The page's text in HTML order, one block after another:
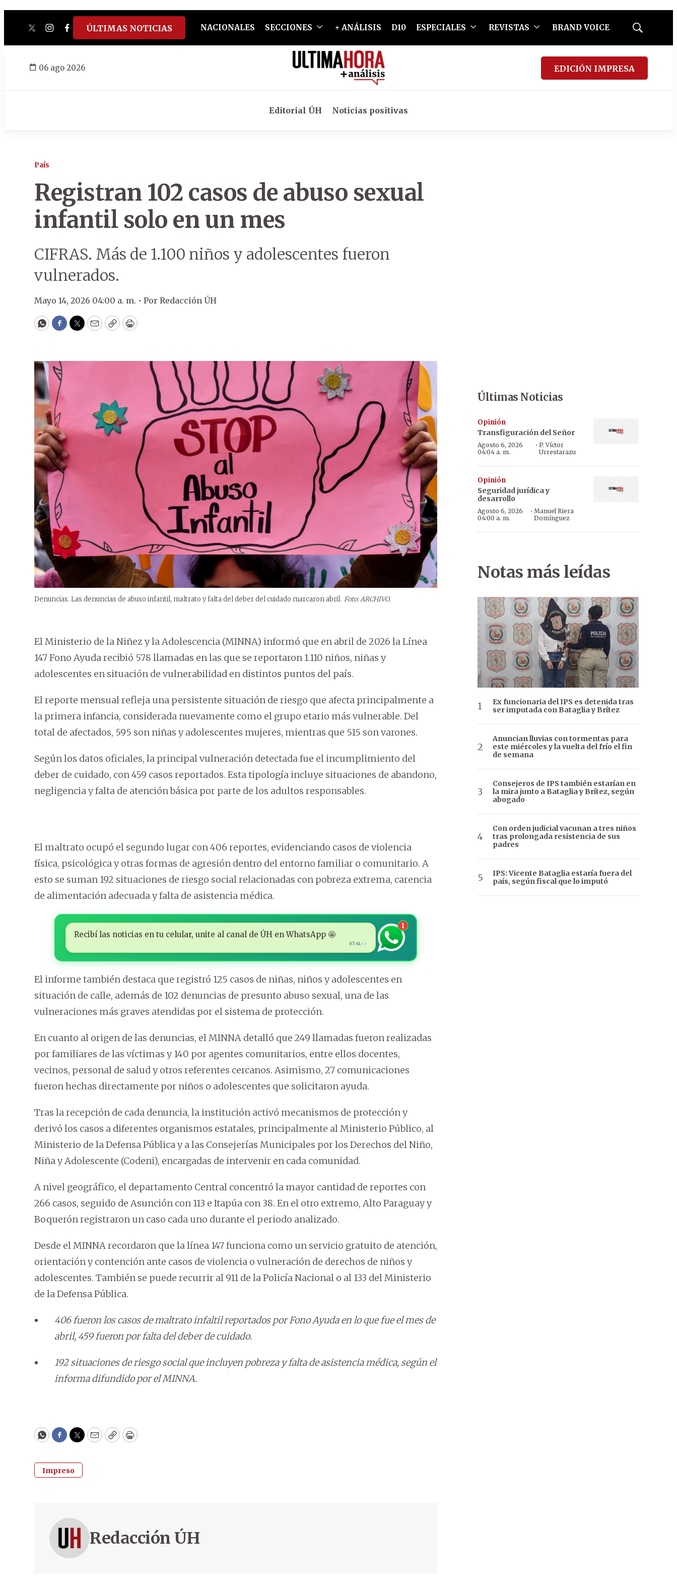
twitterinstagram
facebook
tiktokyoutube
spotify
ÚLTIMAS NOTICIAS NACIONALES SECCIONES + ANÁLISIS D10 ESPECIALES REVISTAS BRAND VOICE
Mostrar
06 ago 2026 EDICIÓN IMPRESA
Editorial ÚH Noticias positivas
País
Registran 102 casos de abuso sexual
infantil solo en un mes
CIFRAS. Más de 1.100 niños y adolescentes fueron
vulnerados.
Mayo 14, 2026 04:00 a. m. • Por Redacción ÚH
WhatsApp
Facebook
Twitter
EmailCopyPrint
Denuncias. Las denuncias de abuso infantil, maltrato y falta del deber del cuidado marcaron abril. Foto: ARCHIVO.
El Ministerio de la Niñez y la Adolescencia (MINNA) informó que en abril de 2026 la Línea
147 Fono Ayuda recibió 578 llamadas en las que se reportaron 1.110 niños, niñas y
adolescentes en situación de vulnerabilidad en distintos puntos del país.
El reporte mensual refleja una persistente situación de riesgo que afecta principalmente a
la primera infancia, considerada nuevamente como el grupo etario más vulnerable. Del
total de afectados, 595 son niñas y adolescentes mujeres, mientras que 515 son varones.
Según los datos oficiales, la principal vulneración detectada fue el incumplimiento del
deber de cuidado, con 459 casos reportados. Esta tipología incluye situaciones de abandono,
negligencia y falta de atención básica por parte de los adultos responsables.
El maltrato ocupó el segundo lugar con 406 reportes, evidenciando casos de violencia
física, psicológica y otras formas de agresión dentro del entorno familiar o comunitario. A
esto se suman 192 situaciones de riesgo social relacionadas con pobreza extrema, carencia
de alimentación adecuada y falta de asistencia médica.
Recibí las noticias en tu celular, unite al canal de ÚH en WhatsApp 🤩
07:41✓✓
1
El informe también destaca que registró 125 casos de niñas, niños y adolescentes en
situación de calle, además de 102 denuncias de presunto abuso sexual, una de las
vulneraciones más graves atendidas por el sistema de protección.
En cuanto al origen de las denuncias, el MINNA detalló que 249 llamadas fueron realizadas
por familiares de las víctimas y 140 por agentes comunitarios, entre ellos docentes,
vecinos, personal de salud y otros referentes cercanos. Asimismo, 27 comunicaciones
fueron hechas directamente por niños o adolescentes que solicitaron ayuda.
Tras la recepción de cada denuncia, la institución activó mecanismos de protección y
derivó los casos a diferentes organismos estatales, principalmente al Ministerio Público, al
Ministerio de la Defensa Pública y a las Consejerías Municipales por los Derechos del Niño,
Niña y Adolescente (Codeni), encargadas de intervenir en cada comunidad.
A nivel geográfico, el departamento Central concentró la mayor cantidad de reportes con
266 casos, seguido de Asunción con 113 e Itapúa con 38. En el otro extremo, Alto Paraguay y
Boquerón registraron un caso cada uno durante el periodo analizado.
Desde el MINNA recordaron que la línea 147 funciona como un servicio gratuito de atención,
orientación y contención ante casos de violencia o vulneración de derechos de niños y
adolescentes. También se puede recurrir al 911 de la Policía Nacional o al 133 del Ministerio
de la Defensa Pública.
406 fueron los casos de maltrato infaltil reportados por Fono Ayuda en lo que fue el mes de
abril, 459 fueron por falta del deber de cuidado.
192 situaciones de riesgo social que incluyen pobreza y falta de asistencia médica, según el
informa difundido por el MINNA.
WhatsApp
Facebook
Twitter
EmailCopyPrint
Impreso
Redacción ÚH
Últimas Noticias
Opinión
Transfiguración del Señor
Agosto 6, 2026
04:04 a. m.
· P. Víctor
Urrestarazu
Opinión
Seguridad jurídica y
desarrollo
Agosto 6, 2026
04:00 a. m.
· Manuel Riera
Domínguez
Notas más leídas
Ex funcionaria del IPS es detenida tras
ser imputada con Bataglia y Brítez
Anuncian lluvias con tormentas para
este miércoles y la vuelta del frío el fin
de semana
Consejeros de IPS también estarían en
la mira junto a Bataglia y Brítez, según
abogado
Con orden judicial vacunan a tres niños
tras prolongada resistencia de sus
padres
IPS: Vicente Bataglia estaría fuera del
país, según fiscal que lo imputó